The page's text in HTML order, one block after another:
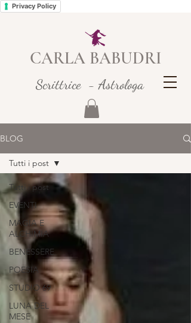
Privacy Policy
CARLA BABUDRI
Scrittrice - Astrologa
BLOG
Tutti i post
EVENTI
MAGIA E
ALCHIMIA
BENESSERE
POESIA
STUDIO 69
LUNA DEL
MESE
Tutti i post